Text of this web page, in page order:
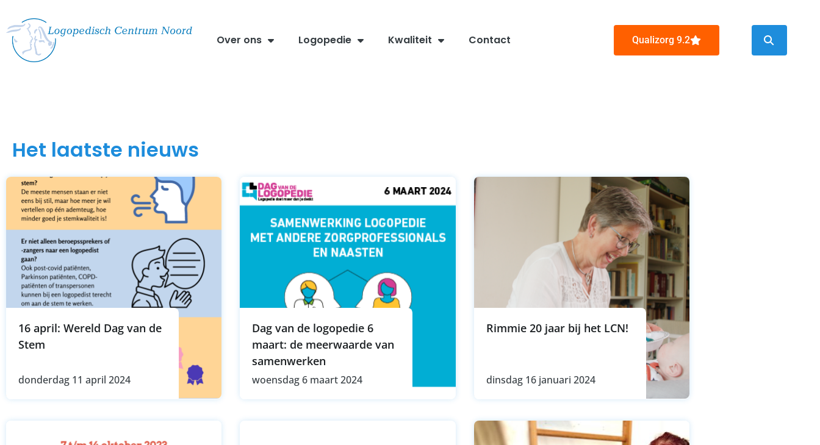
Over ons Logopedie Kwaliteit Contact Qualizorg 9.2
Het laatste nieuws
16 april: Wereld Dag van de
Stem
donderdag 11 april 2024
Dag van de logopedie 6
maart: de meerwaarde van
samenwerken
woensdag 6 maart 2024
Rimmie 20 jaar bij het LCN!
dinsdag 16 januari 2024